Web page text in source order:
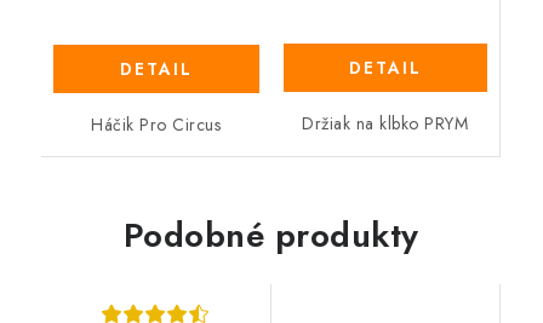
DETAIL
Háčik Pro Circus
DETAIL
Držiak na klbko PRYM
Podobné produkty